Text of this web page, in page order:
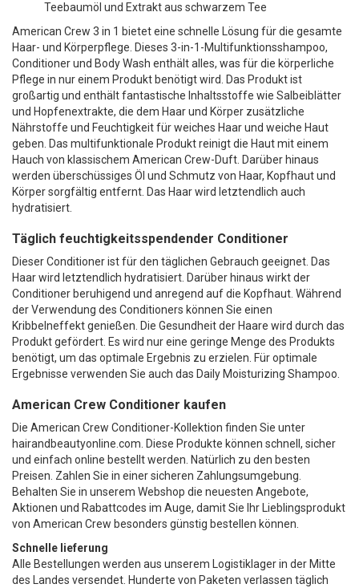
Teebaumöl und Extrakt aus schwarzem Tee
American Crew 3 in 1 bietet eine schnelle Lösung für die gesamte
Haar- und Körperpflege. Dieses 3-in-1-Multifunktionsshampoo,
Conditioner und Body Wash enthält alles, was für die körperliche
Pflege in nur einem Produkt benötigt wird. Das Produkt ist
großartig und enthält fantastische Inhaltsstoffe wie Salbeiblätter
und Hopfenextrakte, die dem Haar und Körper zusätzliche
Nährstoffe und Feuchtigkeit für weiches Haar und weiche Haut
geben. Das multifunktionale Produkt reinigt die Haut mit einem
Hauch von klassischem American Crew-Duft. Darüber hinaus
werden überschüssiges Öl und Schmutz von Haar, Kopfhaut und
Körper sorgfältig entfernt. Das Haar wird letztendlich auch
hydratisiert.
Täglich feuchtigkeitsspendender Conditioner
Dieser Conditioner ist für den täglichen Gebrauch geeignet. Das
Haar wird letztendlich hydratisiert. Darüber hinaus wirkt der
Conditioner beruhigend und anregend auf die Kopfhaut. Während
der Verwendung des Conditioners können Sie einen
Kribbelneffekt genießen. Die Gesundheit der Haare wird durch das
Produkt gefördert. Es wird nur eine geringe Menge des Produkts
benötigt, um das optimale Ergebnis zu erzielen. Für optimale
Ergebnisse verwenden Sie auch das Daily Moisturizing Shampoo.
American Crew Conditioner kaufen
Die American Crew Conditioner-Kollektion finden Sie unter
hairandbeautyonline.com. Diese Produkte können schnell, sicher
und einfach online bestellt werden. Natürlich zu den besten
Preisen. Zahlen Sie in einer sicheren Zahlungsumgebung.
Behalten Sie in unserem Webshop die neuesten Angebote,
Aktionen und Rabattcodes im Auge, damit Sie Ihr Lieblingsprodukt
von American Crew besonders günstig bestellen können.
Schnelle lieferung
Alle Bestellungen werden aus unserem Logistiklager in der Mitte
des Landes versendet. Hunderte von Paketen verlassen täglich